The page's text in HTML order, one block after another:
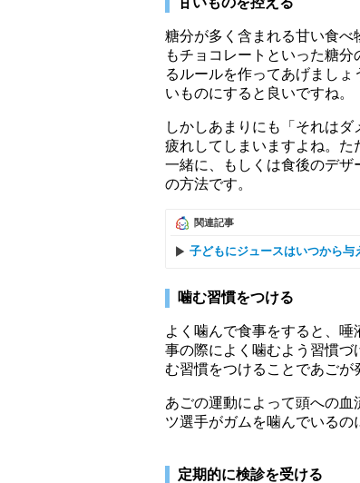
糖分が多く含まれる甘い食
もチョコレートといった糖
るルールを作ってあげまし
いものにすると良いですね。
しかしあまりにも「それは
疲れしてしまいますよね。た
一緒に、もしくは食後のデ
の方法です。
関連記事
子どもにジュースはいつから与
噛む習慣をつける
よく噛んで食事をすると、
事の際によく噛むよう習慣
む習慣をつけることであごが
あごの運動によって頭への
ツ選手がガムを噛んでいるの
定期的に検診を受ける